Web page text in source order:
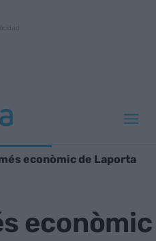
econòmic de Laporta
econòmic